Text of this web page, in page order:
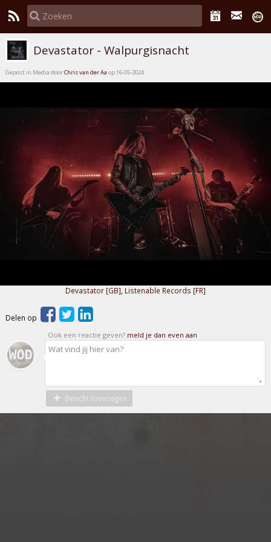
Devastator - Walpurgisnacht
Gepost in Media doorChris van der Aa op 16-05-2024
Devastator [GB] Listenable Records [FR]
Delen op
Ook een reactie geven? meld je dan even aan
Bericht toevoegen